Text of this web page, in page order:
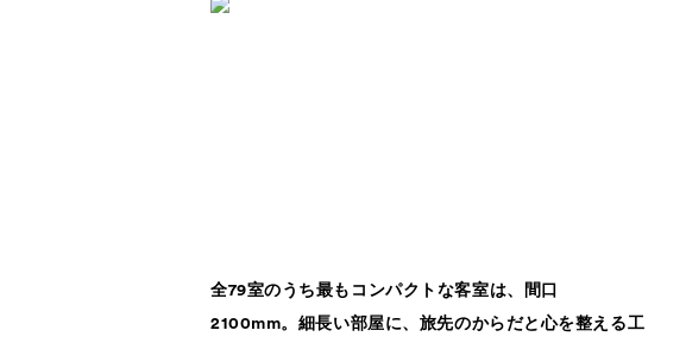
全79室のうち最もコンパクトな客室は、間口
2100mm。細長い部屋に、旅先のからだと心を整える工